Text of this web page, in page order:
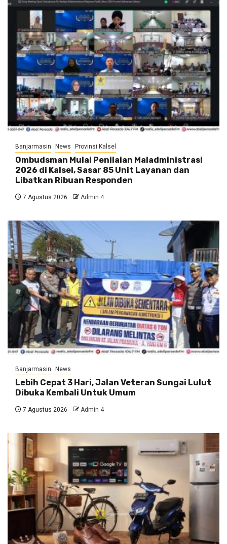
Banjarmasin News Provinsi Kalsel
Ombudsman Mulai Penilaian Maladministrasi
2026 di Kalsel, Sasar 85 Unit Layanan dan
Libatkan Ribuan Responden
7 Agustus 2026 Admin 4
Banjarmasin News
Lebih Cepat 3 Hari, Jalan Veteran Sungai Lulut
Dibuka Kembali Untuk Umum
7 Agustus 2026 Admin 4